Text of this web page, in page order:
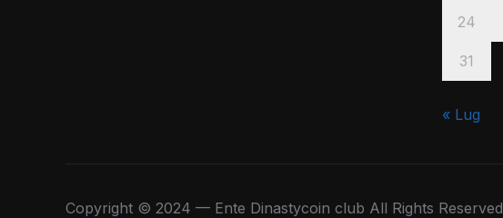
24
31
« Lug
Copyright © 2024 — Ente Dinastycoin club All Rights Reserved